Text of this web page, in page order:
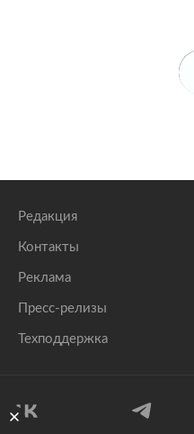
Редакция
Контакты
Реклама
Пресс-релизы
Техподдержка